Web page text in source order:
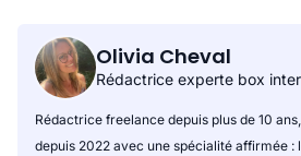
Olivia Cheval
Rédactrice experte box
Rédactrice freelance depuis plus de 10
depuis 2022 avec une spécialité affirmée :